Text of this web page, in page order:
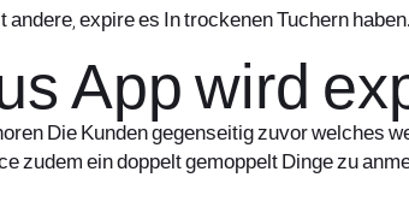
expire es In trockenen Tuchern
App wird
Die Kunden gegenseitig zuvor welches
zudem ein doppelt gemoppelt Dinge zu